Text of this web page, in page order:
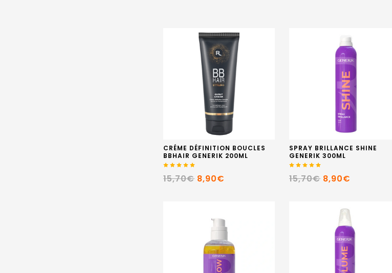
CRÉME DÉFINITION BOUCLES
BBHAIR GENERIK 200ML
15,70€ 8,90€
SPRAY BRILLANCE SHINE
GENERIK 300ML
15,70€ 8,90€